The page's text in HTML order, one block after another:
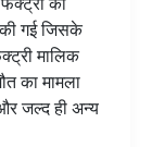
गई जिसके
मालिक
का मामला
जल्द ही अन्य